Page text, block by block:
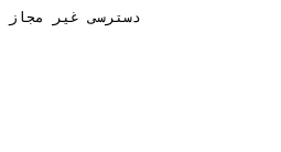
دسترسی غیر مجاز